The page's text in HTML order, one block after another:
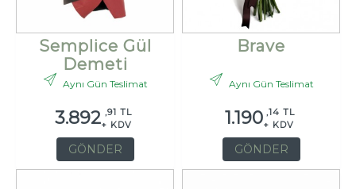
Semplice Gül
Demeti
Aynı Gün Teslimat
3.892 ,91 TL
+ KDV
GÖNDER
Brave
Aynı Gün Teslimat
1.190 ,14 TL
+ KDV
GÖNDER